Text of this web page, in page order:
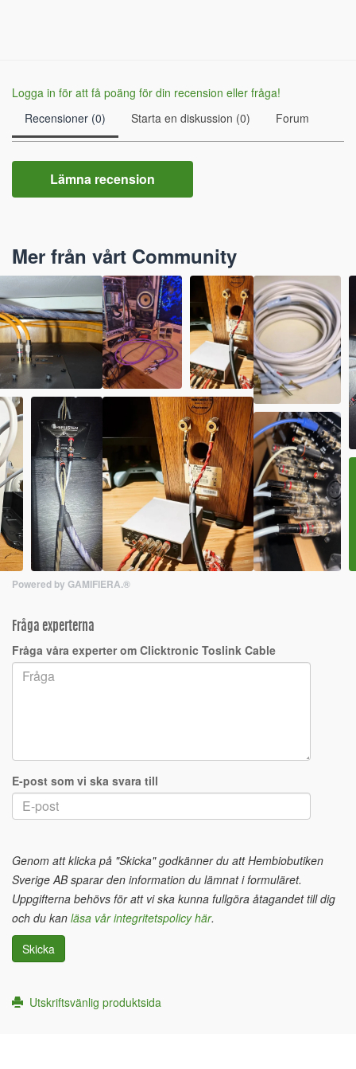
Logga in för att få poäng för din recension eller fråga!
Recensioner (0)
Starta en diskussion (0) Forum
Lämna recension
Mer från vårt Community
Powered by GAMIFIERA.®
Fråga experterna
Fråga våra experter om Clicktronic Toslink Cable
E-post som vi ska svara till
Genom att klicka på "Skicka" godkänner du att Hembiobutiken
Sverige AB sparar den information du lämnat i formuläret.
Uppgifterna behövs för att vi ska kunna fullgöra åtagandet till dig
och du kan läsa vår integritetspolicy här.
Skicka
Utskriftsvänlig produktsida